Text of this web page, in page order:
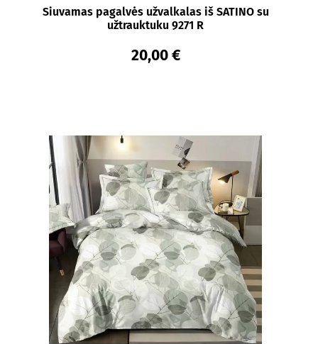
Siuvamas pagalvės užvalkalas iš SATINO su
užtrauktuku 9271 R
20,00 €